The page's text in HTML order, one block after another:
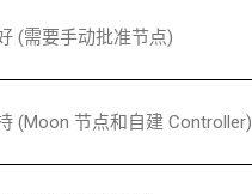
(需要手动批准节点)
(Moon 节点和自建 Controller)